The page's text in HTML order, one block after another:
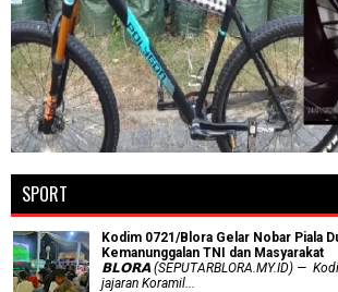
SPORT
Kodim 0721/Blora Gelar Nobar Piala
Kemanunggalan TNI dan Masyarakat
𝗕𝗟𝗢𝗥𝗔 (SEPUTARBLORA.MY.ID) —
jajaran Koramil...